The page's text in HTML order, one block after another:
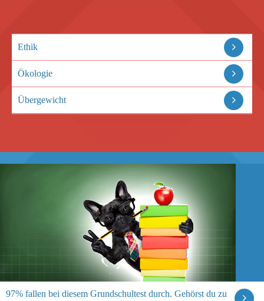
Ethik
Ökologie
Übergewicht
97% fallen bei diesem Grundschultest durch. Gehörst du zu